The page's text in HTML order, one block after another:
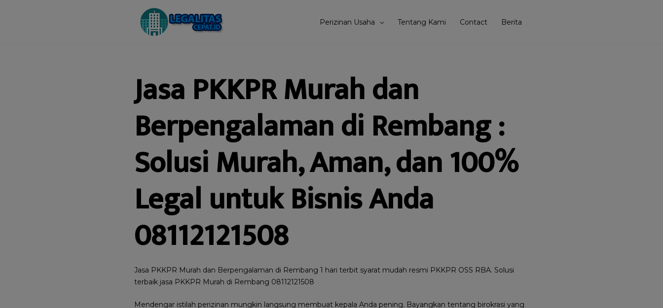
Perizinan Usaha Tentang Kami Contact Berita
Jasa PKKPR Murah dan
Berpengalaman di Rembang :
Solusi Murah, Aman, dan 100%
Legal untuk Bisnis Anda
08112121508
Jasa PKKPR Murah dan Berpengalaman di Rembang 1 hari terbit syarat mudah resmi PKKPR OSS RBA. Solusi
terbaik jasa PKKPR Murah di Rembang 08112121508
Mendengar istilah perizinan mungkin langsung membuat kepala Anda pening. Bayangkan tentang birokrasi yang